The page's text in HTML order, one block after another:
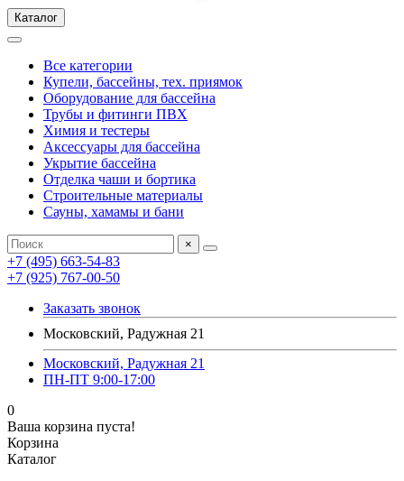
Каталог
Все категории
Купели, бассейны, тех. приямок
Оборудование для бассейна
Трубы и фитинги ПВХ
Химия и тестеры
Аксессуары для бассейна
Укрытие бассейна
Отделка чаши и бортика
Строительные материалы
Сауны, хамамы и бани
×
+7 (495) 663-54-83
+7 (925) 767-00-50
Заказать звонок
Московский, Радужная 21
Московский, Радужная 21
ПН-ПТ 9:00-17:00
0
Ваша корзина пуста!
Корзина
Каталог